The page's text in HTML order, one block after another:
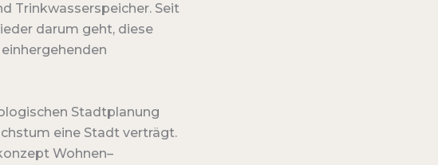
Trinkwasserspeicher. Seit
darum geht, diese
Stadtplanung
eine Stadt verträgt.
Wohnen–